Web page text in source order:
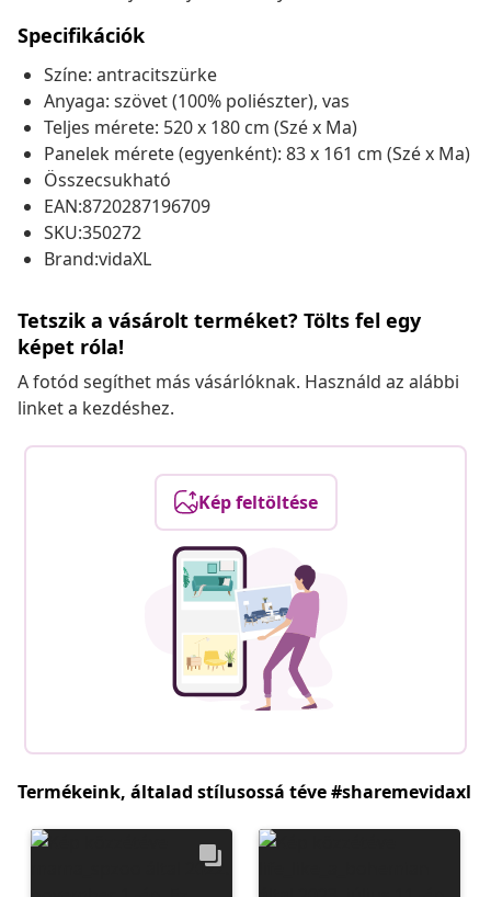
Specifikációk
Színe: antracitszürke
Anyaga: szövet (100% poliészter), vas
Teljes mérete: 520 x 180 cm (Szé x Ma)
Panelek mérete (egyenként): 83 x 161 cm (Szé x Ma)
Összecsukható
EAN:8720287196709
SKU:350272
Brand:vidaXL
Tetszik a vásárolt terméket? Tölts fel egy
képet róla!
A fotód segíthet más vásárlóknak. Használd az alábbi
linket a kezdéshez.
Kép feltöltése
Termékeink, általad stílusossá téve #sharemevidaxl